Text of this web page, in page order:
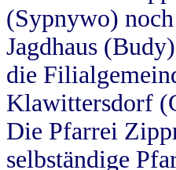
(Sypnywo)
Jagdhaus
die
Klawittersdorf
Die Pfarrei
selbständige